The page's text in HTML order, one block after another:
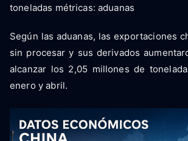
toneladas métricas: aduanas
Según las aduanas, las exportaciones
sin procesar y sus derivados
alcanzar los 2,05 millones de
enero y abril.